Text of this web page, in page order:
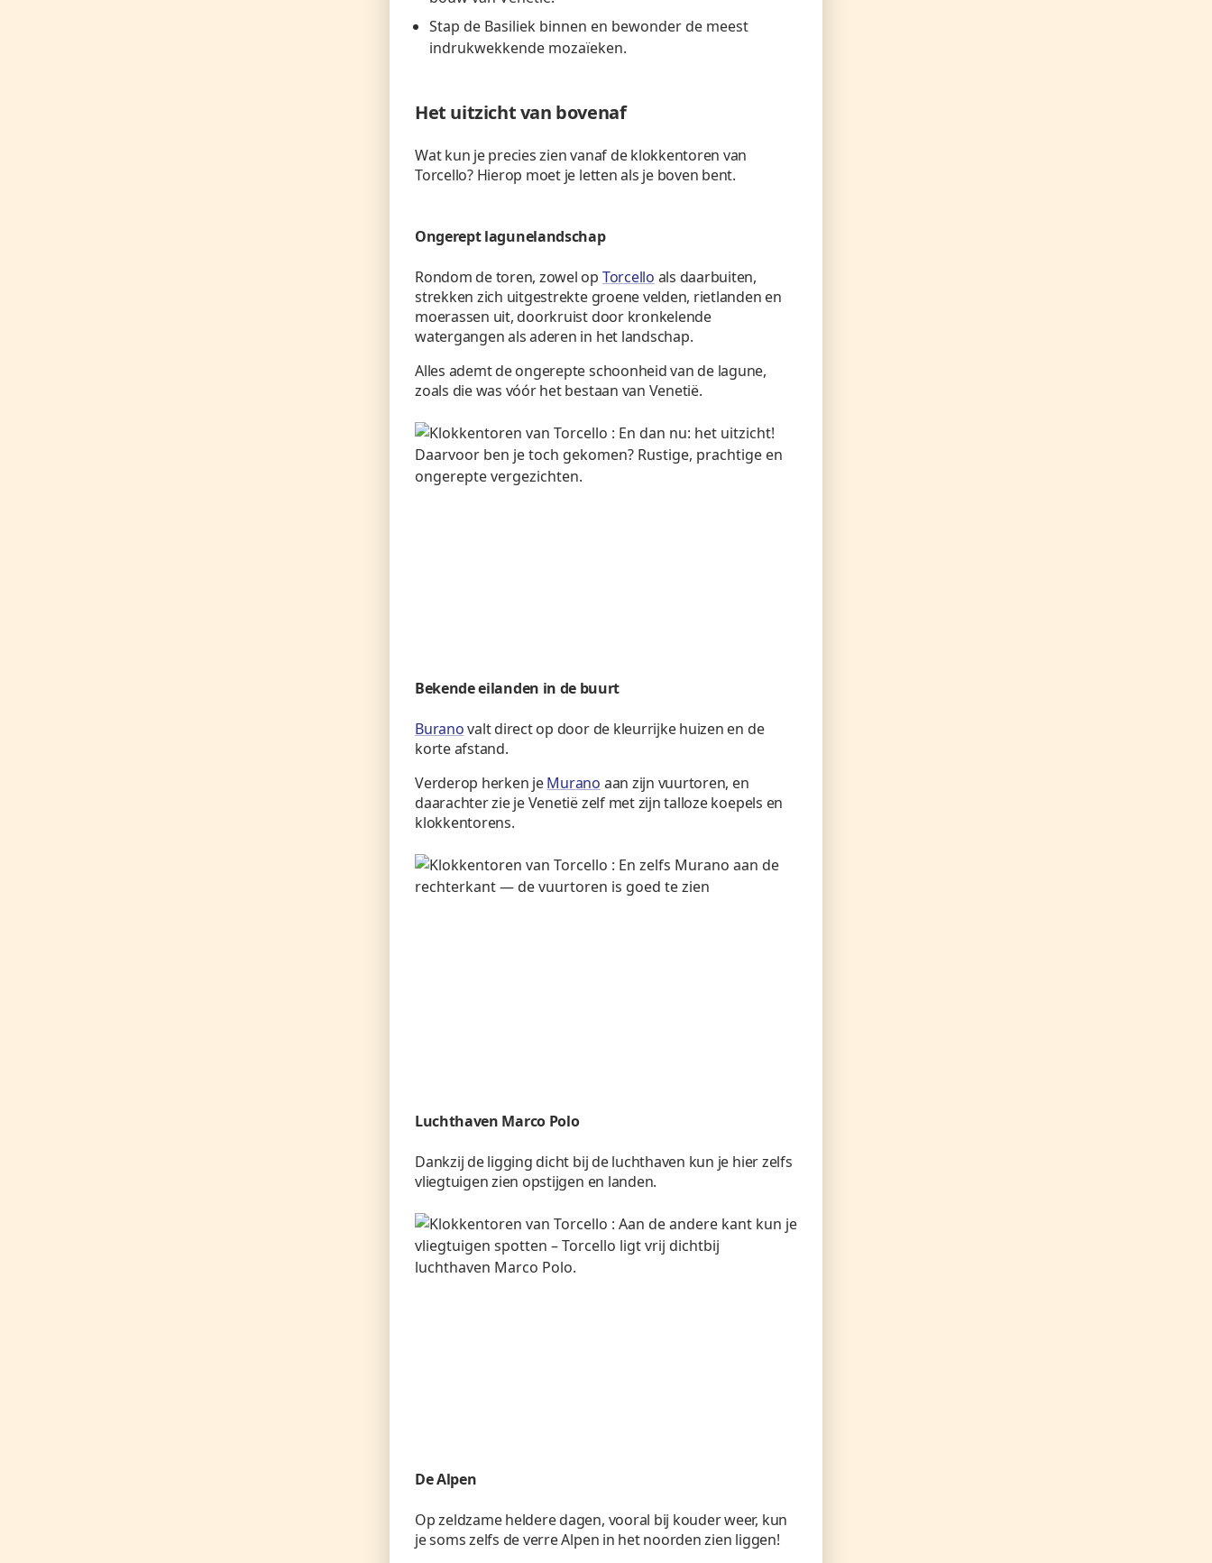
Stap de Basiliek binnen en bewonder de meest
indrukwekkende mozaïeken.
Het uitzicht van bovenaf
Wat kun je precies zien vanaf de klokkentoren van
Torcello? Hierop moet je letten als je boven bent.
Ongerept lagunelandschap
Rondom de toren, zowel op Torcello als daarbuiten,
strekken zich uitgestrekte groene velden, rietlanden en
moerassen uit, doorkruist door kronkelende
watergangen als aderen in het landschap.
Alles ademt de ongerepte schoonheid van de lagune,
zoals die was vóór het bestaan van Venetië.
Bekende eilanden in de buurt
Buranovalt direct op door de kleurrijke huizen en de
korte afstand.
Verderop herken jeMurano aan zijn vuurtoren, en
daarachter zie je Venetië zelf met zijn talloze koepels en
klokkentorens.
Luchthaven Marco Polo
Dankzij de ligging dicht bij de luchthaven kun je hier zelfs
vliegtuigen zien opstijgen en landen.
De Alpen
Op zeldzame heldere dagen, vooral bij kouder weer, kun
je soms zelfs de verre Alpen in het noorden zien liggen!